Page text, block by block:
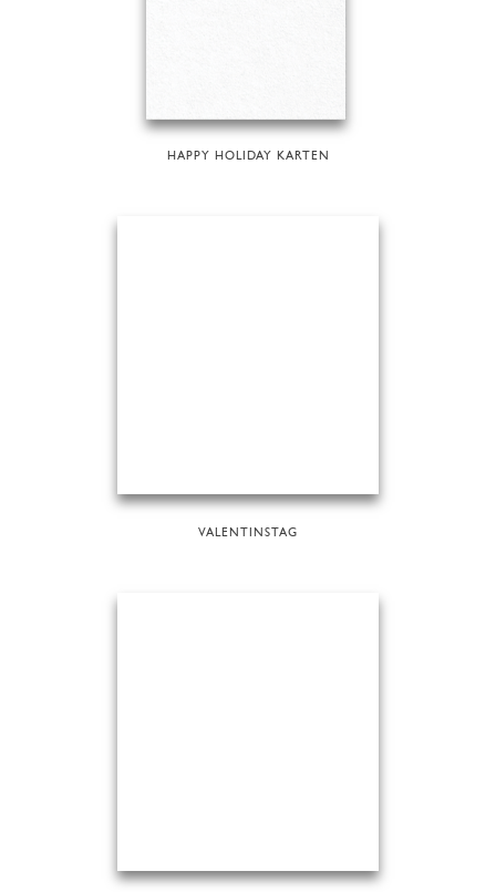
HAPPY HOLIDAY KARTEN
VALENTINSTAG